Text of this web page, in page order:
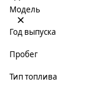
Модель
Год выпуска
Пробег
Тип топлива